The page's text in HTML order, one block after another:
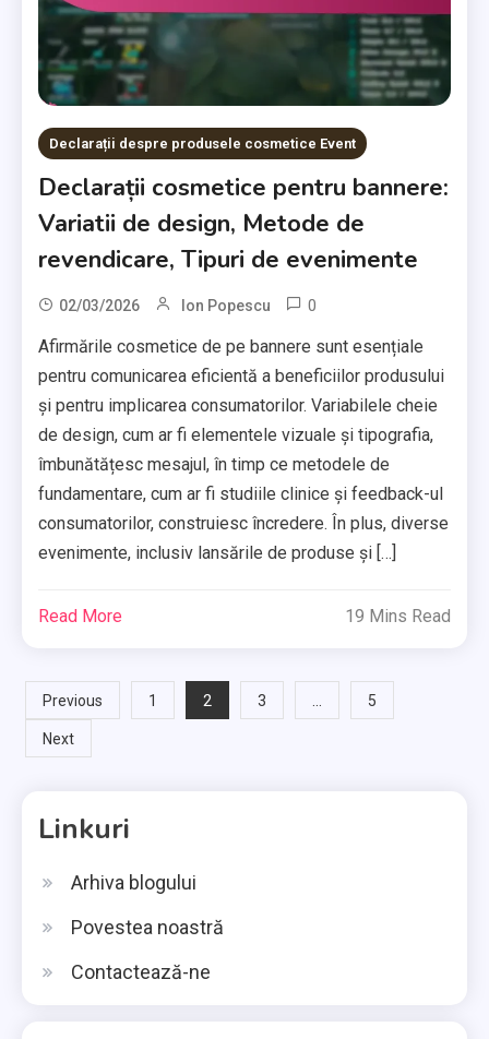
Declarații despre produsele cosmetice Event
Declarații cosmetice pentru bannere:
Variatii de design, Metode de
revendicare, Tipuri de evenimente
02/03/2026 Ion Popescu 0
Afirmările cosmetice de pe bannere sunt esențiale
pentru comunicarea eficientă a beneficiilor produsului
și pentru implicarea consumatorilor. Variabilele cheie
de design, cum ar fi elementele vizuale și tipografia,
îmbunătățesc mesajul, în timp ce metodele de
fundamentare, cum ar fi studiile clinice și feedback-ul
consumatorilor, construiesc încredere. În plus, diverse
evenimente, inclusiv lansările de produse și […]
Read More 19 Mins Read
Posts
pagination
Previous 1 2 3 … 5
Next
Linkuri
Arhiva blogului
Povestea noastră
Contactează-ne